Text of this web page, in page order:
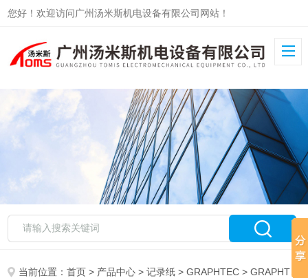
您好！欢迎访问广州汤米斯机电设备有限公司网站！
当前位置：首页 > 产品中心 >记录纸 >GRAPHTEC > GRAPHTEC记录纸PR123-3B